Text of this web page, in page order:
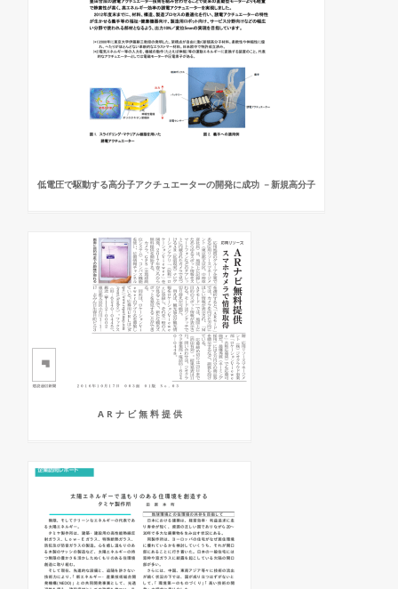
低電圧で駆動する高分子アクチュエーターの開発に成功 －新規高分子
A R ナ ビ 無 料 提 供